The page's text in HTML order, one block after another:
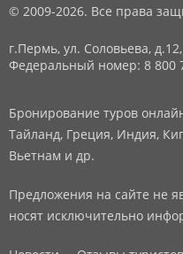
© 2009-2026. Все права
г.Пермь, ул. Соловьева, д.12,
Федеральный номер: 8 800
Бронирование туров
Тайланд, Греция, Индия,
Вьетнам и др.
Предложения на сайте не
носят исключительно